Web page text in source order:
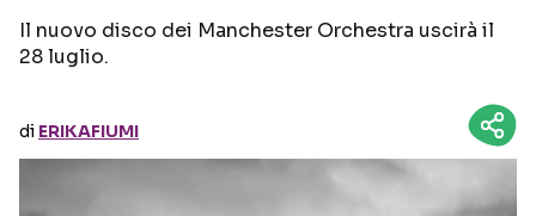
Seguici sui social
Il nuovo disco dei Manchester Orchestra uscirà il
28 luglio.
di ERIKAFIUMI